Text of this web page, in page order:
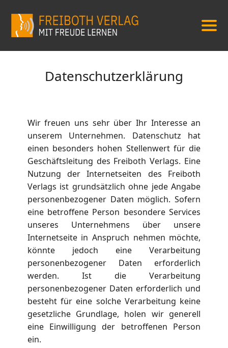
Datenschutzerklärung
Wir freuen uns sehr über Ihr Interesse an
unserem Unternehmen. Datenschutz hat
einen besonders hohen Stellenwert für die
Geschäftsleitung des Freiboth Verlags. Eine
Nutzung der Internetseiten des Freiboth
Verlags ist grundsätzlich ohne jede Angabe
personenbezogener Daten möglich. Sofern
eine betroffene Person besondere Services
unseres Unternehmens über unsere
Internetseite in Anspruch nehmen möchte,
könnte jedoch eine Verarbeitung
personenbezogener Daten erforderlich
werden. Ist die Verarbeitung
personenbezogener Daten erforderlich und
besteht für eine solche Verarbeitung keine
gesetzliche Grundlage, holen wir generell
eine Einwilligung der betroffenen Person
ein.